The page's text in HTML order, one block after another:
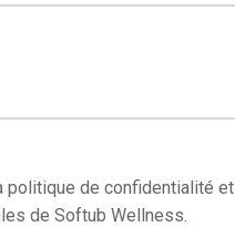
politique de confidentialité et
de Softub Wellness.